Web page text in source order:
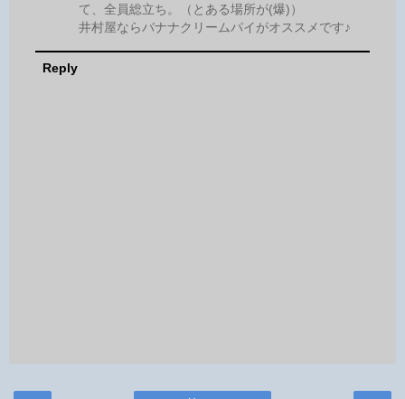
て、全員総立ち。（とある場所が(爆)）
井村屋ならバナナクリームパイがオススメです♪
Reply